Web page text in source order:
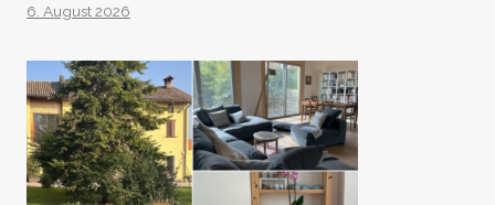
6. August 2026